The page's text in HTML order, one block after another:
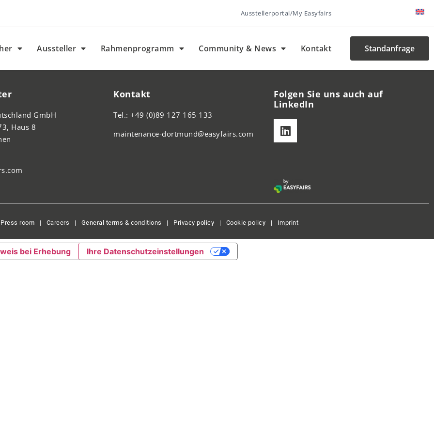
Ausstellerportal/My Easyfairs
Aussteller Rahmenprogramm Community & News Kontakt Standanfrage
GmbH
Haus 8
Kontakt
Tel.: +49 (0)89 127 165 133
maintenance-dortmund@easyfairs.com
Folgen Sie uns auch auf
LinkedIn
Press room | Careers | General terms & conditions | Privacy policy | Cookie policy | Imprint
bei Erhebung Ihre Datenschutzeinstellungen